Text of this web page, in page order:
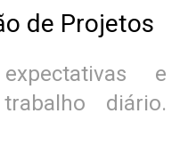
de Projetos
e
diário.